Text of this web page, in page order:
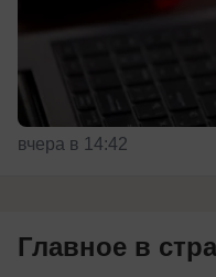
вчера в 14:42
Главное в